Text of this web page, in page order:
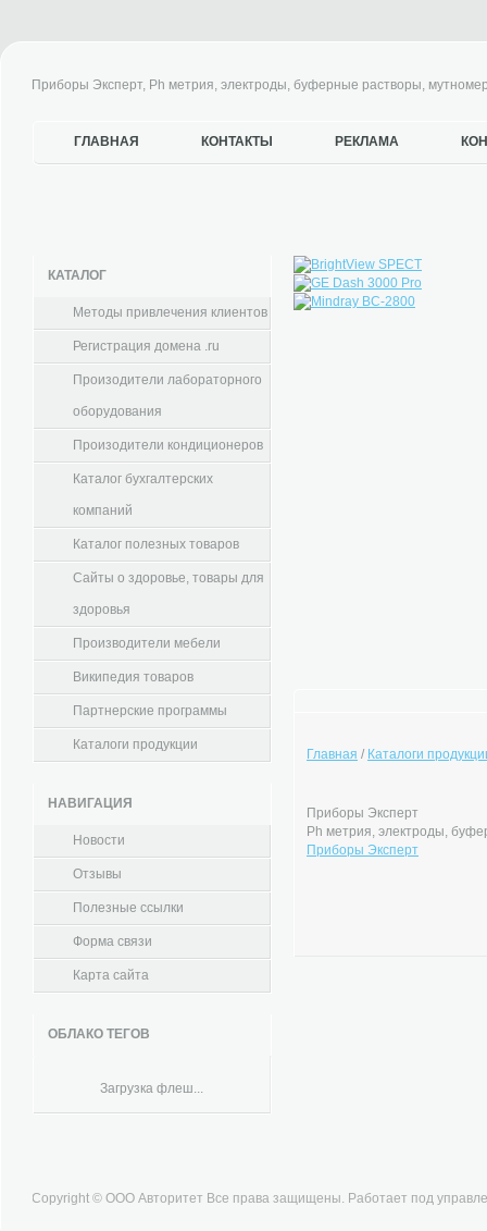
Приборы Эксперт, Ph метрия, электроды, буферные растворы,
ГЛАВНАЯ КОНТАКТЫ РЕКЛАМА
КАТАЛОГ
Методы привлечения клиентов
Регистрация домена .ru
Произодители лабораторного
оборудования
Произодители кондиционеров
Каталог бухгалтерских
компаний
Каталог полезных товаров
Сайты о здоровье, товары для
здоровья
Производители мебели
Википедия товаров
Партнерские программы
Каталоги продукции
НАВИГАЦИЯ
Новости
Отзывы
Полезные ссылки
Форма связи
Карта сайта
ОБЛАКО ТЕГОВ
Загрузка флеш...
Главная / Каталоги
Приборы Эксперт
Ph метрия, электроды,
Приборы Эксперт
Copyright © ООО Авторитет Все права защищены. Работает под